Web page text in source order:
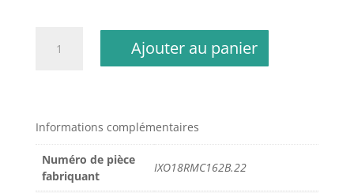
Rallye
Monte
Carlo
1976
Ajouter au panier
Informations complémentaires
Numéro de pièce
fabriquant
IXO18RMC162B.22